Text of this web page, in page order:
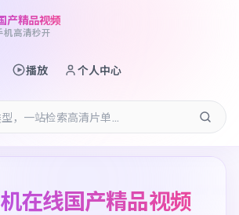
产精品视频
机高清秒开
播放 个人中心
在线国产精品视频